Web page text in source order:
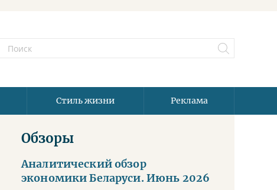
Стиль жизни Реклама
Обзоры
Аналитический обзор
экономики Беларуси. Июнь 2026